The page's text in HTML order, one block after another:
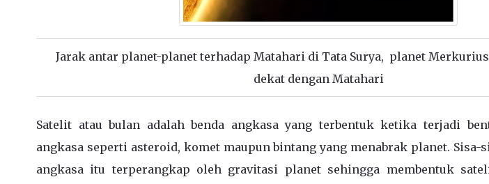
Jarak antar planet-planet terhadap Matahari di Tata Surya, planet
dekat dengan Matahari
Satelit atau bulan adalah benda angkasa yang terbentuk ketika terjadi
angkasa seperti asteroid, komet maupun bintang yang menabrak planet. Sisa-
angkasa itu terperangkap oleh gravitasi planet sehingga membentuk